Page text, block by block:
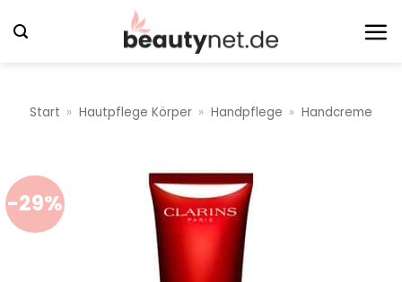
Inhalt
Start » Hautpflege Körper » Handpflege » Handcreme
-29%